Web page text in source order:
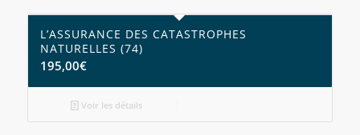
L’ASSURANCE DES CATASTROPHES
NATURELLES (74)
195,00€
Voir les détails